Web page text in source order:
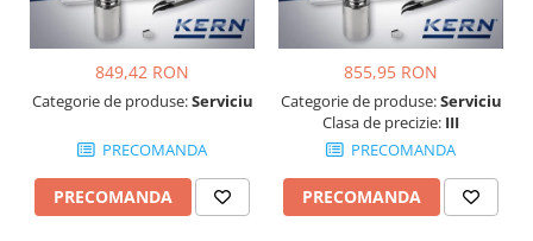
849,42 RON
Categorie de produse:Serviciu
PRECOMANDA
PRECOMANDA
855,95 RON
Categorie de produse:Serviciu
Clasa de precizie: III
PRECOMANDA
PRECOMANDA